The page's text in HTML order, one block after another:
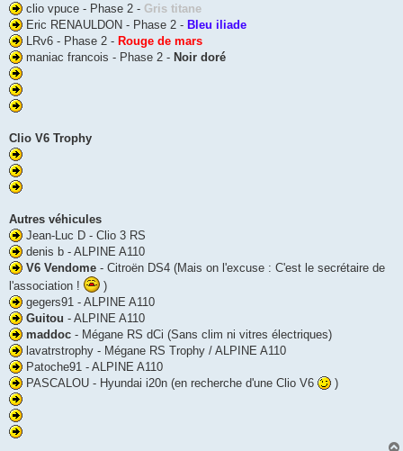
clio vpuce - Phase 2 - Gris titane
Eric RENAULDON - Phase 2 - Bleu iliade
LRv6 - Phase 2 - Rouge de mars
maniac francois - Phase 2 - Noir doré
Clio V6 Trophy
Autres véhicules
Jean-Luc D - Clio 3 RS
denis b - ALPINE A110
V6 Vendome - Citroën DS4 (Mais on l'excuse : C'est le secrétaire de
l'association !
)
gegers91 - ALPINE A110
Guitou - ALPINE A110
maddoc - Mégane RS dCi (Sans clim ni vitres électriques)
lavatrstrophy - Mégane RS Trophy / ALPINE A110
Patoche91 - ALPINE A110
PASCALOU - Hyundai i20n (en recherche d'une Clio V6
)